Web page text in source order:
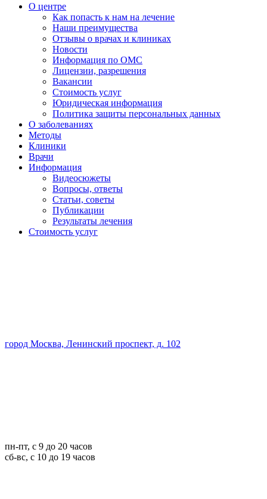
О центре
Как попасть к нам на лечение
Наши преимущества
Отзывы о врачах и клиниках
Новости
Информация по ОМС
Лицензии, разрешения
Вакансии
Стоимость услуг
Юридическая информация
Политика защиты персональных данных
О заболеваниях
Методы
Клиники
Врачи
Информация
Видеосюжеты
Вопросы, ответы
Статьи, советы
Публикации
Результаты лечения
Стоимость услуг
город Москва, Ленинский проспект, д. 102
пн-пт, с 9 до 20 часов
сб-вс, с 10 до 19 часов